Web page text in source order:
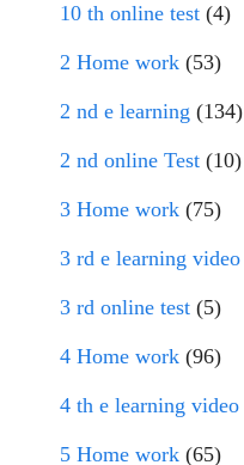
10 th online test (4)
2 Home work (53)
2 nd e learning (134)
2 nd online Test (10)
3 Home work (75)
3 rd e learning video
3 rd online test (5)
4 Home work (96)
4 th e learning video
5 Home work (65)